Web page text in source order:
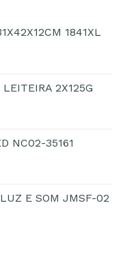
1841XL
2X125G
NC02-35161
E SOM JMSF-02